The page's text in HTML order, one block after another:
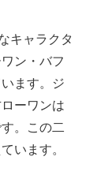
キャラクタ
ン・バフ
ます。ジ
ーワンは
。この二
います。